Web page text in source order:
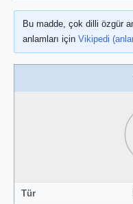
Bu madde, çok dilli özgür
anlamları için Vikipedi
Tür